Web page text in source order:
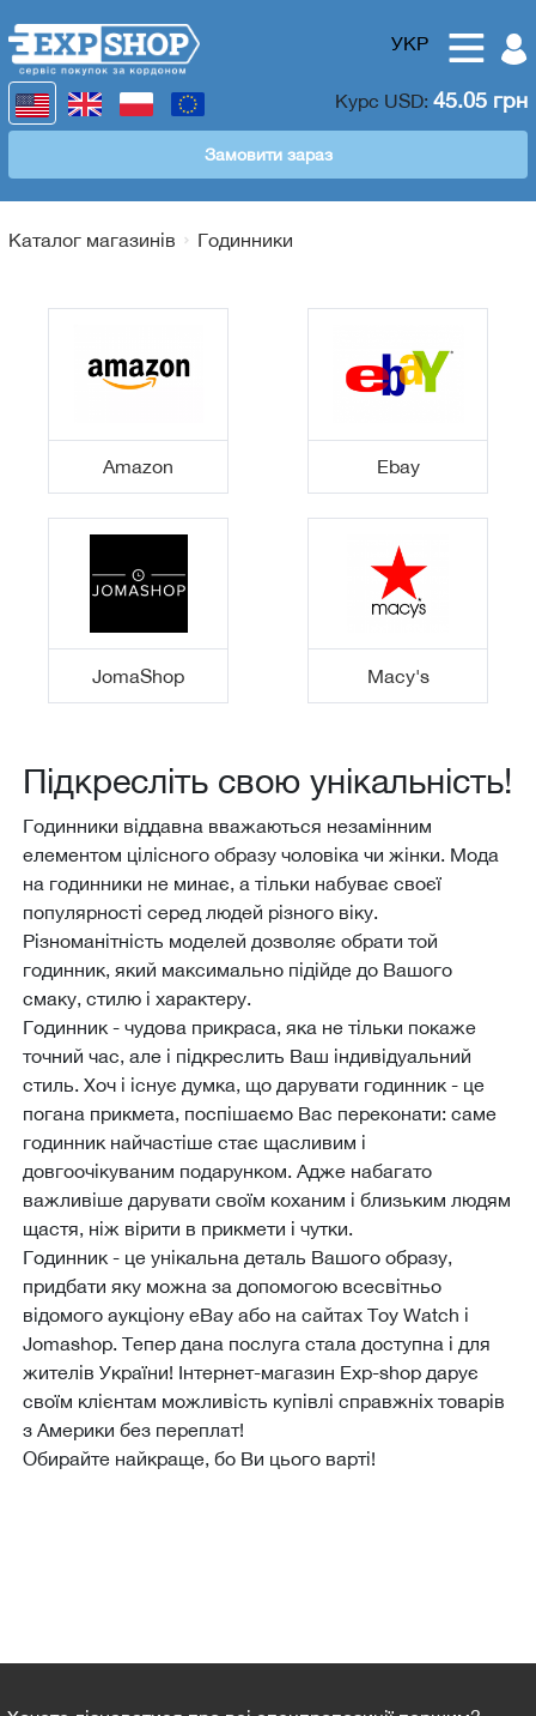
УКР
Курс USD: 45.05 грн
Замовити зараз
Каталог магазинів Годинники
Amazon Ebay
JomaShop Macy's
Підкресліть свою унікальність!
Годинники віддавна вважаються незамінним
елементом цілісного образу чоловіка чи жінки. Мода
на годинники не минає, а тільки набуває своєї
популярності серед людей різного віку.
Різноманітність моделей дозволяє обрати той
годинник, який максимально підійде до Вашого
смаку, стилю і характеру.
Годинник - чудова прикраса, яка не тільки покаже
точний час, але і підкреслить Ваш індивідуальний
стиль. Хоч і існує думка, що дарувати годинник - це
погана прикмета, поспішаємо Вас переконати: саме
годинник найчастіше стає щасливим і
довгоочікуваним подарунком. Адже набагато
важливіше дарувати своїм коханим і близьким людям
щастя, ніж вірити в прикмети і чутки.
Годинник - це унікальна деталь Вашого образу,
придбати яку можна за допомогою всесвітньо
відомого аукціону eBay або на сайтах Toy Watch і
Jomashop. Тепер дана послуга стала доступна і для
жителів України! Інтернет-магазин Еxp-shop дарує
своїм клієнтам можливість купівлі справжніх товарів
з Америки без переплат!
Обирайте найкраще, бо Ви цього варті!